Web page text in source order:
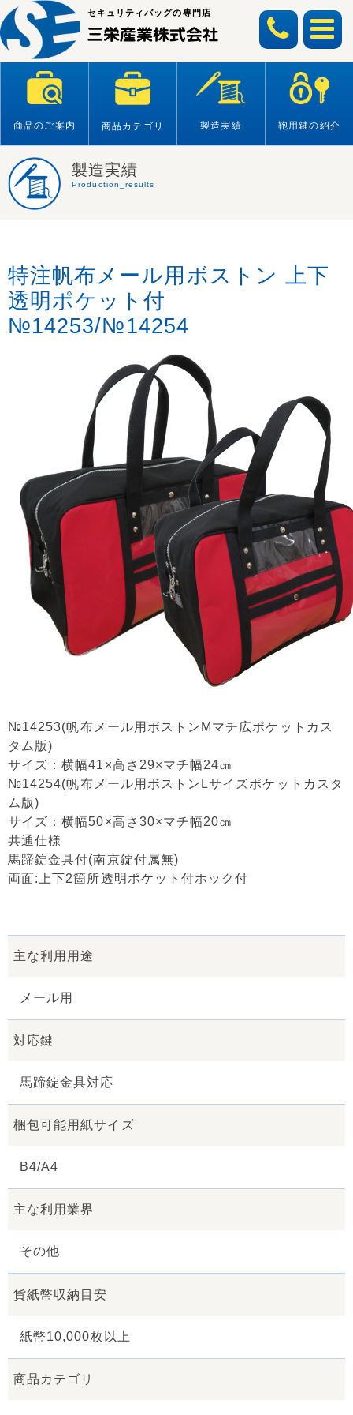
Skip
to
content
セキュリティバッグの専門店
商品のご案内 商品カテゴリ 製造実績 鞄用鍵の紹介
製造実績
Production_results
特注帆布メール用ボストン 上下
透明ポケット付
№14253/№14254
№14253(帆布メール用ボストンMマチ広ポケットカス
タム版)
サイズ：横幅41×高さ29×マチ幅24㎝
№14254(帆布メール用ボストンLサイズポケットカスタ
ム版)
サイズ：横幅50×高さ30×マチ幅20㎝
共通仕様
馬蹄錠金具付(南京錠付属無)
両面:上下2箇所透明ポケット付ホック付
主な利用用途
メール用
対応鍵
馬蹄錠金具対応
梱包可能用紙サイズ
B4/A4
主な利用業界
その他
貨紙幣収納目安
紙幣10,000枚以上
商品カテゴリ